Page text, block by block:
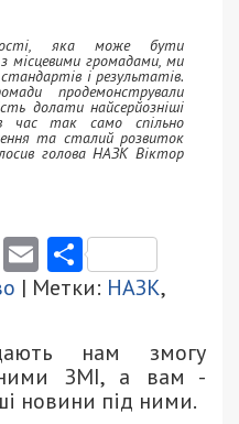
яка може бути
з місцевими громадами, ми
і результатів.
продемонстрували
долати найсерйозніші
час так само спільно
та сталий розвиток
голова НАЗК Віктор
ViberEmail
| Метки: НАЗК,
нам змогу
ЗМІ, а вам -
новини під ними.